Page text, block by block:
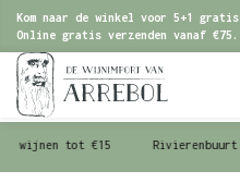
Kom naar de winkel voor 5+1
Online gratis verzenden vanaf €75.
wijnen tot €15 Rivierenbuurt